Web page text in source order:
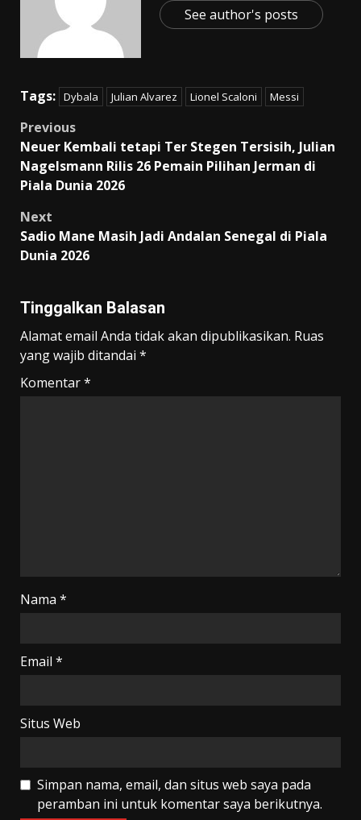
See author's posts
Tags: Dybala Julian Alvarez Lionel Scaloni Messi
Post
navigation
Previous
Neuer Kembali tetapi Ter Stegen Tersisih, Julian
Nagelsmann Rilis 26 Pemain Pilihan Jerman di
Piala Dunia 2026
Next
Sadio Mane Masih Jadi Andalan Senegal di Piala
Dunia 2026
Tinggalkan Balasan
Alamat email Anda tidak akan dipublikasikan. Ruas
yang wajib ditandai *
Komentar*
Nama *
Email *
Situs Web
Simpan nama, email, dan situs web saya pada
peramban ini untuk komentar saya berikutnya.